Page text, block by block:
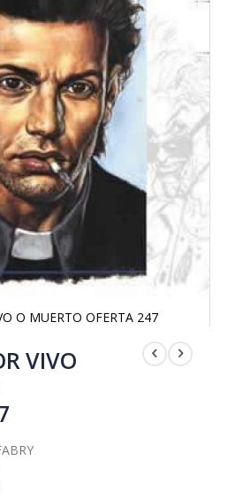
O MUERTO OFERTA 247
VIVO